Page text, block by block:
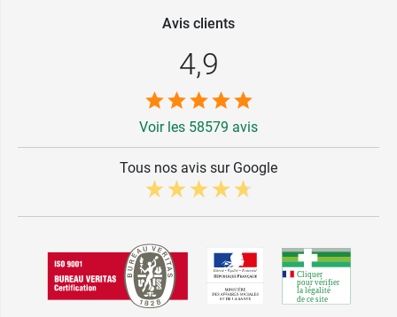
Avis clients
4,9
Voir les 58579 avis
Tous nos avis sur Google